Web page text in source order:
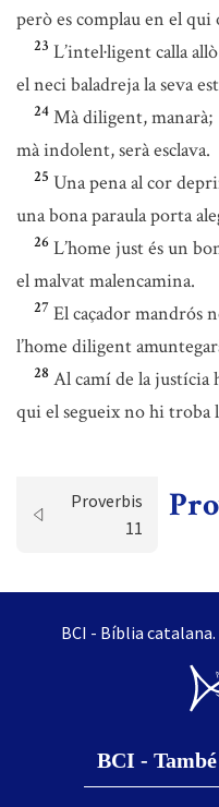
però es complau en el
23 L’intel·ligent calla
el neci baladreja la seva
24 Mà diligent, manarà;
mà indolent, serà esclava.
25 Una pena al cor
una bona paraula porta
26 L’home just és un
el malvat malencamina.
27 El caçador mandrós
l’home diligent
28 Al camí de la justícia
qui el segueix no hi troba
Proverbis
11
BCI - Bíblia
BCI -